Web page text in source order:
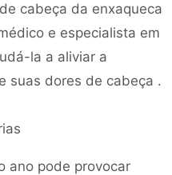
cabeça da enxaqueca
e especialista em
la a aliviar a
suas dores de cabeça .
ano pode provocar